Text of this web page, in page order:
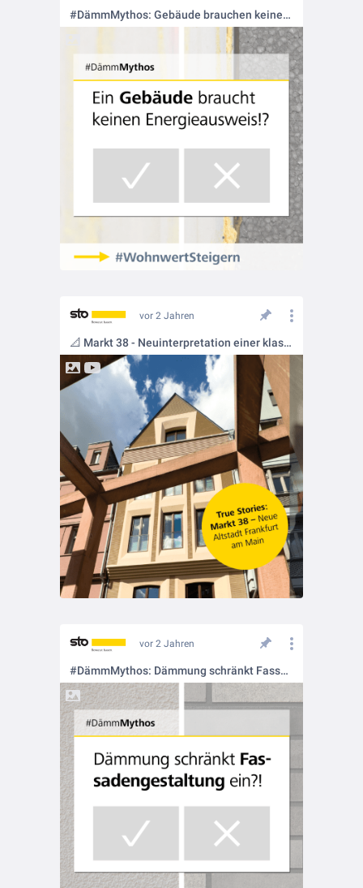
#DämmMythos: Gebäude brauchen keinen Energieausweis ❗❓
vor 2 Jahren
📐 Markt 38 - Neuinterpretation einer klassischen Fachwerkhausfassade
vor 2 Jahren
#DämmMythos: Dämmung schränkt Fassadengestaltung ein ❗❓